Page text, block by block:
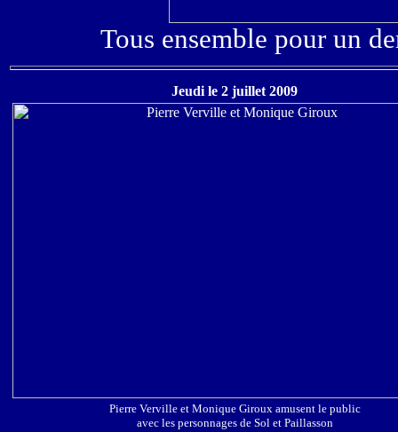
Tous ensemble pour un
Jeudi le 2 juillet 2009
Pierre Verville et Monique Giroux amusent le public
avec les personnages de Sol et Paillasson